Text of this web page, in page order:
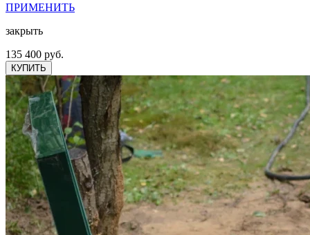
ПРИМЕНИТЬ
закрыть
135 400 руб.
КУПИТЬ